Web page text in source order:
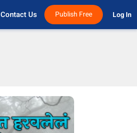
Contact Us Publish Free Log In